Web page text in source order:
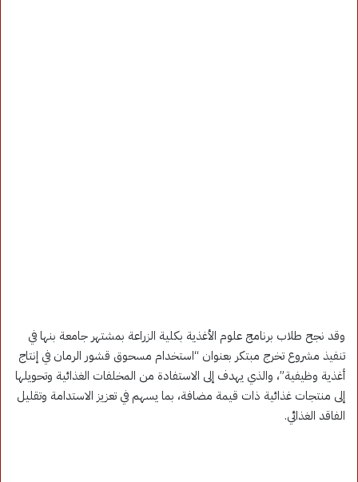
وقد نجح طلاب برنامج علوم الأغذية بكلية الزراعة بمشتهر جامعة بنها في
تنفيذ مشروع تخرج مبتكر بعنوان “استخدام مسحوق قشور الرمان في إنتاج
أغذية وظيفية”، والذي يهدف إلى الاستفادة من المخلفات الغذائية وتحويلها
إلى منتجات غذائية ذات قيمة مضافة، بما يسهم في تعزيز الاستدامة وتقليل
الفاقد الغذائي.